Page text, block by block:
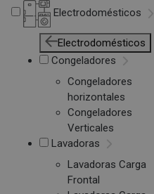
Electrodomésticos
Electrodomésticos
Congeladores
Congeladores
horizontales
Congeladores
Verticales
Lavadoras
Lavadoras Carga
Frontal